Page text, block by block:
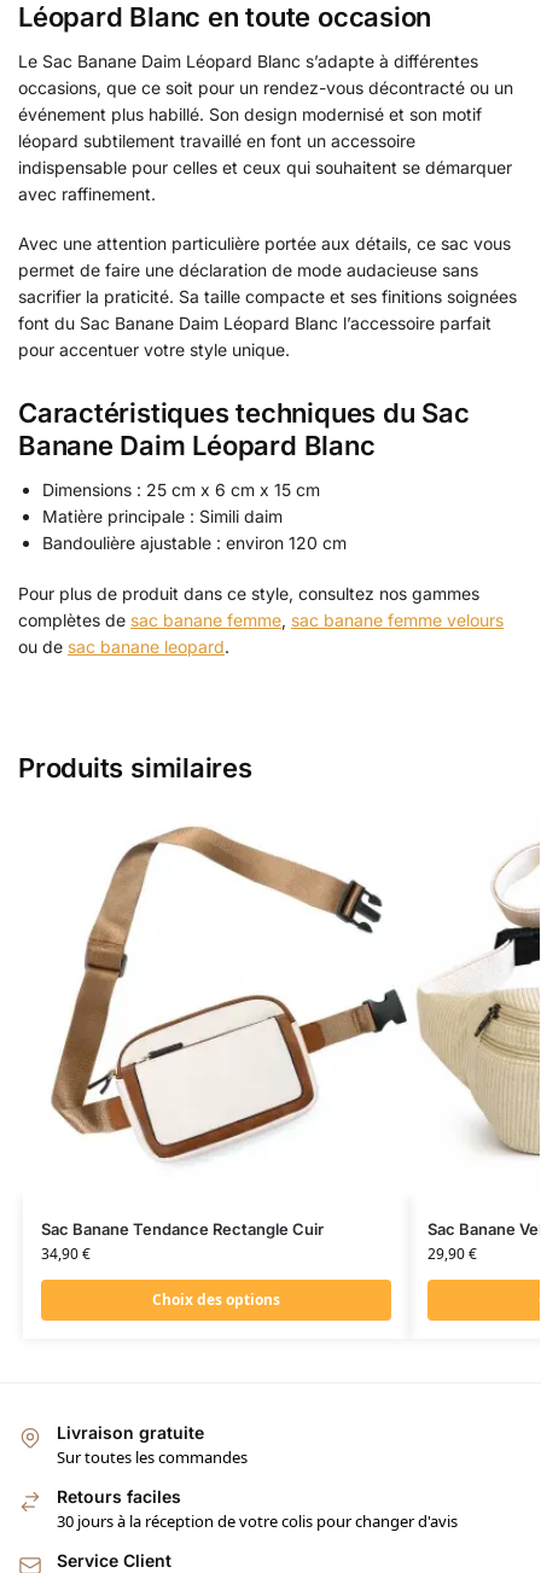
Léopard Blanc en toute occasion
Le Sac Banane Daim Léopard Blanc s’adapte à différentes
occasions, que ce soit pour un rendez-vous décontracté ou un
événement plus habillé. Son design modernisé et son motif
léopard subtilement travaillé en font un accessoire
indispensable pour celles et ceux qui souhaitent se démarquer
avec raffinement.
Avec une attention particulière portée aux détails, ce sac vous
permet de faire une déclaration de mode audacieuse sans
sacrifier la praticité. Sa taille compacte et ses finitions soignées
font du Sac Banane Daim Léopard Blanc l’accessoire parfait
pour accentuer votre style unique.
Caractéristiques techniques du Sac
Banane Daim Léopard Blanc
Dimensions : 25 cm x 6 cm x 15 cm
Matière principale : Simili daim
Bandoulière ajustable : environ 120 cm
Pour plus de produit dans ce style, consultez nos gammes
complètes de sac banane femme, sac banane femme velours
ou de sac banane leopard.
Produits similaires
Sac Banane Tendance Rectangle Cuir
34,90€
Choix des options
Sac Banane
29,90€
Livraison gratuite
Sur toutes les commandes
Retours faciles
30 jours à la réception de votre colis pour changer d'avis
Service Client